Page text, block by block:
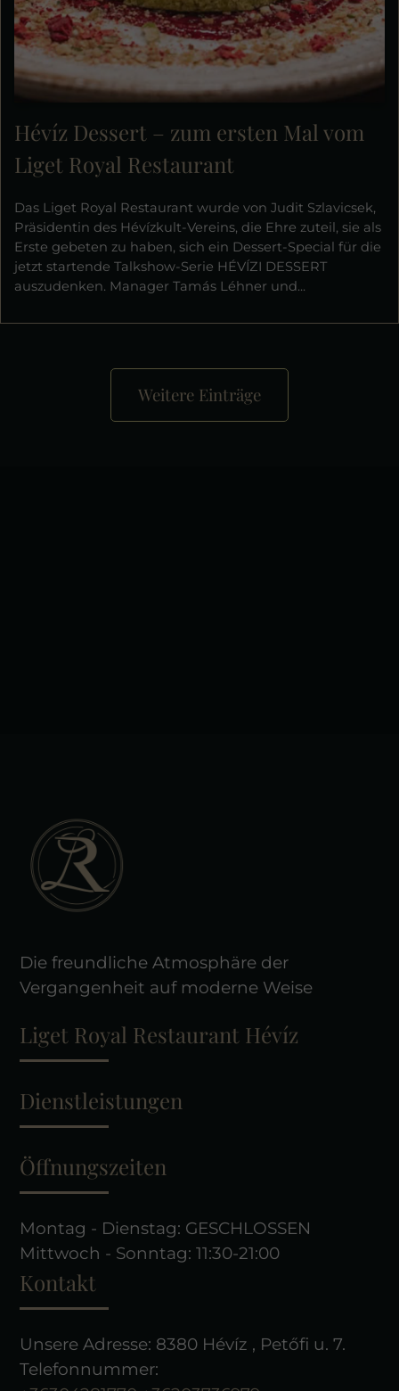
Hévíz Dessert – zum ersten Mal vom
Liget Royal Restaurant
Das Liget Royal Restaurant wurde von Judit Szlavicsek,
Präsidentin des Hévízkult-Vereins, die Ehre zuteil, sie als
Erste gebeten zu haben, sich ein Dessert-Special für die
jetzt startende Talkshow-Serie HÉVÍZI DESSERT
auszudenken. Manager Tamás Léhner und...
Weitere Einträge
Die freundliche Atmosphäre der
Vergangenheit auf moderne Weise
Liget Royal Restaurant Hévíz
Dienstleistungen
Öffnungszeiten
Montag - Dienstag: GESCHLOSSEN
Mittwoch - Sonntag: 11:30-21:00
Kontakt
Unsere Adresse: 8380 Hévíz , Petőfi u. 7.
Telefonnummer: